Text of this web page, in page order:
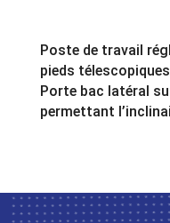
Poste de travail
pieds
Porte bac latéral
permettant